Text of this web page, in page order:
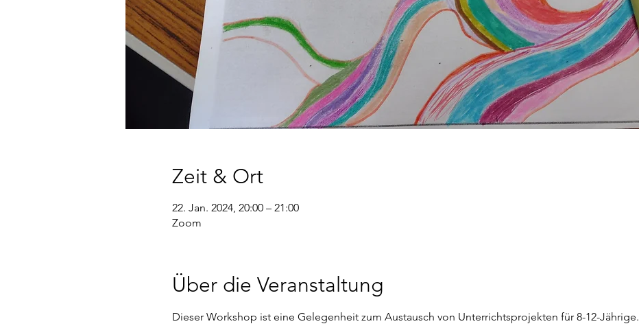
Zeit & Ort
22. Jan. 2024, 20:00 – 21:00
Zoom
Über die Veranstaltung
Dieser Workshop ist eine Gelegenheit zum Austausch von Unterrichtsprojekten für 8-12-Jährige.